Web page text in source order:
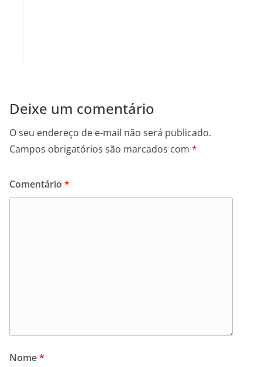
Deixe um comentário
O seu endereço de e-mail não será publicado.
Campos obrigatórios são marcados com *
Comentário *
Nome*